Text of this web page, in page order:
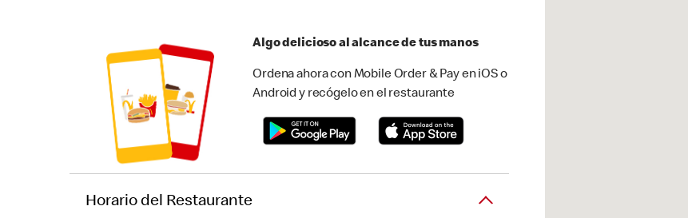
Algo delicioso al alcance de tus manos
Ordena ahora con Mobile Order & Pay en iOS o
Android y recógelo en el restaurante
Horario del Restaurante